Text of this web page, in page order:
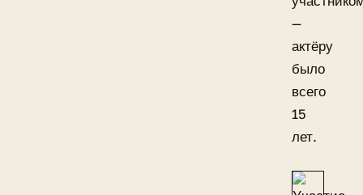
—
актёру
было
всего
15
лет.